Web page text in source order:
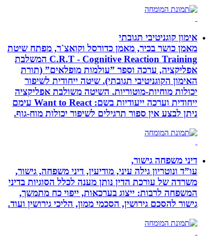
אימון קוגניטיבי תגובתי
מאמן כושר בכיר, מאמן כדורסל וקואצ`ר, מפתח שיטת
C.R.T - Cognitive Reaction Training המשלבת
אפליקציה, ערכה וספר ”עולמות מופלאים” (תורת
האימון הקוגניטיבי תגובתי). שיטה ייחודית לשיפור
יכולות מוחיות-מוטוריות. השיטה משולבת אפליקציה
ייחודית וערכה ייעודיות בשם: Want to React עימם
ניתן לבצע אין ספור תרגילים לשיפור יכולות מוח-גוף.
דיני משפחה גישור,
עו”ד ונוטריון גילה עיני, מודיעין, דיני משפחה, גישור,
משרדה של עורכת הדין נותן מענה לכלל הסוגיות בדיני
המשפחה לרבות: ייצוג בערכאות, ייפוי כח מתמשך,
גישור להסכם גירושין, הסכמי ממון, הליכי גירושין ועוד.